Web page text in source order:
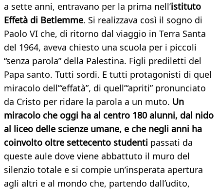
a sette anni, entravano per la prima nell’istituto
Effetà di Betlemme. Si realizzava così il sogno di
Paolo VI che, di ritorno dal viaggio in Terra Santa
del 1964, aveva chiesto una scuola per i piccoli
“senza parola” della Palestina. Figli prediletti del
Papa santo. Tutti sordi. E tutti protagonisti di quel
miracolo dell’“effatà”, di quell’“apriti” pronunciato
da Cristo per ridare la parola a un muto. Un
miracolo che oggi ha al centro 180 alunni, dal nido
al liceo delle scienze umane, e che negli anni ha
coinvolto oltre settecento studenti passati da
queste aule dove viene abbattuto il muro del
silenzio totale e si compie un’insperata apertura
agli altri e al mondo che, partendo dall’udito,